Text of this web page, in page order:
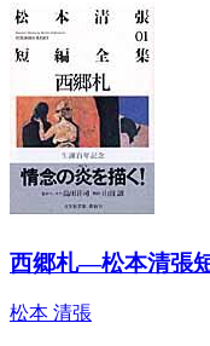
西郷札―松本清張
松本 清張